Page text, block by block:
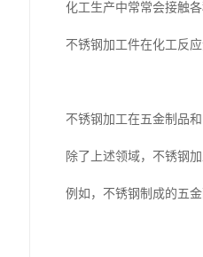
化工生产中常常会接触
不锈钢加工件在化工反
不锈钢加工在五金制品
除了上述领域，不锈钢
例如，不锈钢制成的五